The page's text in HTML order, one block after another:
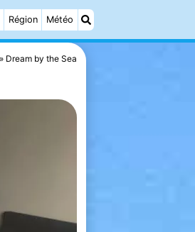
Région Météo
Dream by the Sea